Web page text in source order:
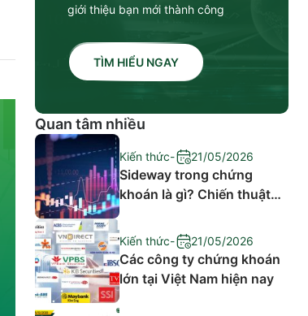
giới thiệu bạn mới thành công
TÌM HIỂU NGAY
Quan tâm nhiều
Kiến thức- 21/05/2026
Sideway trong chứng
khoán là gì? Chiến thuật
Kiến thức- 21/05/2026
Các công ty chứng khoán
lớn tại Việt Nam hiện nay